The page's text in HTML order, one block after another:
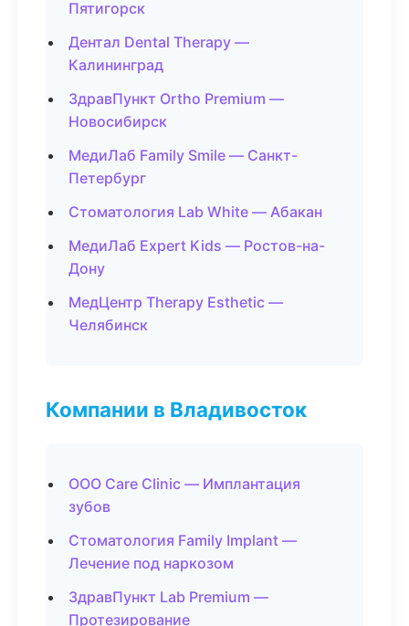
Пятигорск
Дентал Dental Therapy —
Калининград
ЗдравПункт Ortho Premium —
Новосибирск
МедиЛаб Family Smile — Санкт-
Петербург
Стоматология Lab White — Абакан
МедиЛаб Expert Kids — Ростов-на-
Дону
МедЦентр Therapy Esthetic —
Челябинск
Компании в Владивосток
ООО Care Clinic — Имплантация
зубов
Стоматология Family Implant —
Лечение под наркозом
ЗдравПункт Lab Premium —
Протезирование